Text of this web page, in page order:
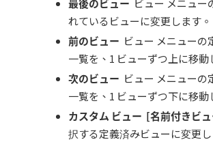
最後のビュー
れているビューに変更します。
前のビュー ビュー メニューの
一覧を、1 ビューずつ上に移動
次のビュー ビュー メニューの
一覧を、1 ビューずつ下に移動
カスタム ビュー [名前付きビ
択する定義済みビューに変更し